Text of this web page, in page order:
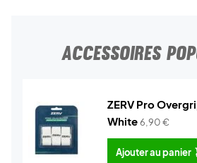
ACCESSOIRES
ZERV Pro
White6,90€
Ajouter au panier